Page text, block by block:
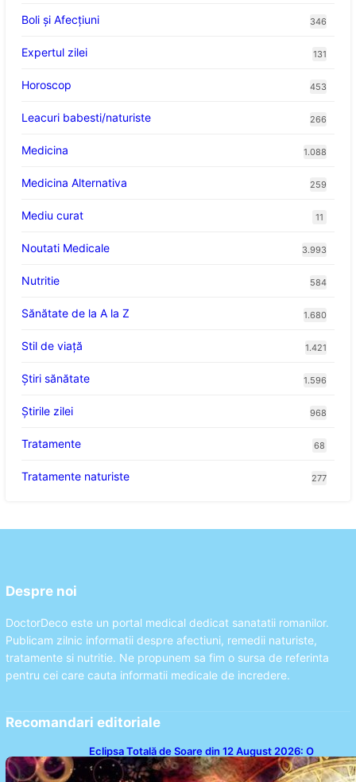
Boli și Afecțiuni 346
Expertul zilei 131
Horoscop 453
Leacuri babesti/naturiste 266
Medicina 1.088
Medicina Alternativa 259
Mediu curat 11
Noutati Medicale 3.993
Nutritie 584
Sănătate de la A la Z 1.680
Stil de viaţă 1.421
Ştiri sănătate 1.596
Știrile zilei 968
Tratamente 68
Tratamente naturiste 277
Despre noi
DoctorDeco este un portal medical dedicat sanatatii romanilor.
Publicam zilnic informatii despre afectiuni, remedii naturiste,
tratamente si nutritie. Ne propunem sa fim o sursa de referinta
pentru cei care cauta informatii medicale de incredere.
Recomandari editoriale
Eclipsa Totală de Soare din 12 August 2026: O
Analiză a Impactului asupra Trei Zodii și a Ciclului de
18 Ani